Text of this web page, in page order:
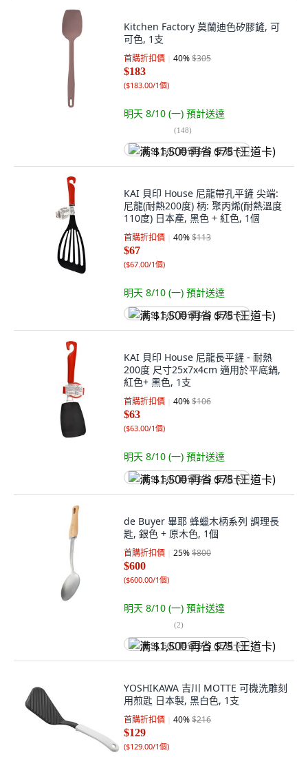
Kitchen Factory 莫蘭迪色矽膠鏟, 可
可色, 1支
首購折扣價 40%$305
$183
($183.00/1個)
明天 8/10 (一) 預計送達
(148)
满 $1,500 再省 $75 (王道卡)
KAI 貝印 House 尼龍帶孔平鏟 尖端:
尼龍(耐熱200度) 柄: 聚丙烯(耐熱溫度
110度) 日本產, 黑色 + 紅色, 1個
首購折扣價 40%$113
$67
($67.00/1個)
明天 8/10 (一) 預計送達
满 $1,500 再省 $75 (王道卡)
KAI 貝印 House 尼龍長平鏟 - 耐熱
200度 尺寸25x7x4cm 適用於平底鍋,
紅色+ 黑色, 1支
首購折扣價 40%$106
$63
($63.00/1個)
明天 8/10 (一) 預計送達
满 $1,500 再省 $75 (王道卡)
de Buyer 畢耶 蜂蠟木柄系列 調理長
匙, 銀色 + 原木色, 1個
首購折扣價 25%$800
$600
($600.00/1個)
明天 8/10 (一) 預計送達
(2)
满 $1,500 再省 $75 (王道卡)
YOSHIKAWA 吉川 MOTTE 可機洗雕刻
用煎匙 日本製, 黑白色, 1支
首購折扣價 40%$216
$129
($129.00/1個)